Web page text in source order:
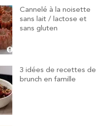
Cannelé à la noisette
sans lait / lactose et
sans gluten
3 idées de recettes de
brunch en famille